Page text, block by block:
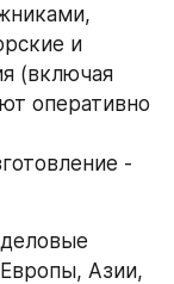
и
(включая
оперативно
-
Азии,